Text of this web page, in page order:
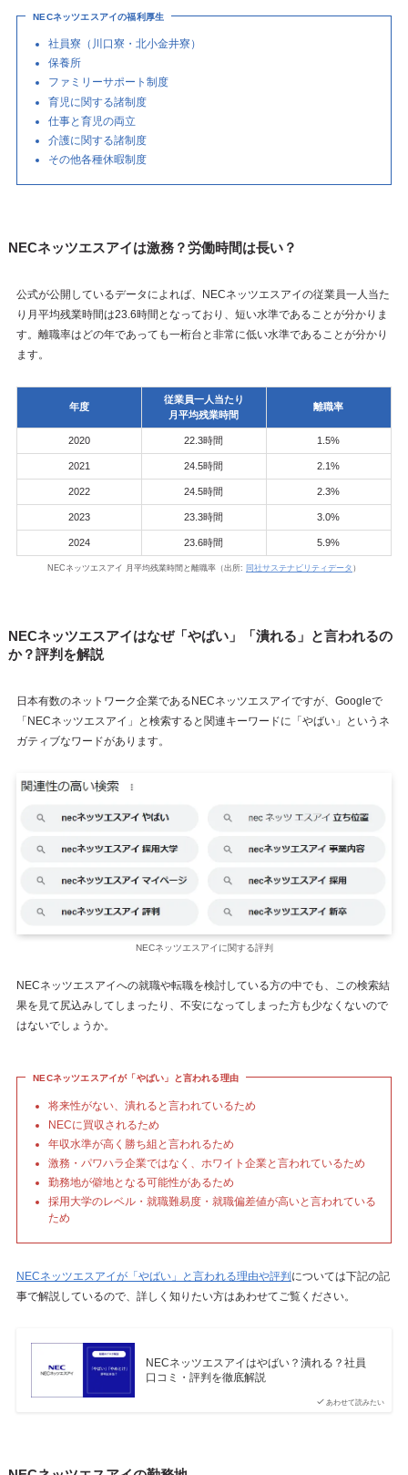
NECネッツエスアイの福利厚生
社員寮（川口寮・北小金井寮）
保養所
ファミリーサポート制度
育児に関する諸制度
仕事と育児の両立
介護に関する諸制度
その他各種休暇制度
NECネッツエスアイは激務？労働時間は長い？
公式が公開しているデータによれば、NECネッツエスアイの従業員一人当た
り月平均残業時間は23.6時間となっており、短い水準であることが分かりま
す。離職率はどの年であっても一桁台と非常に低い水準であることが分かり
ます。
年度
従業員一人当たり
月平均残業時間
離職率
2020 22.3時間 1.5%
2021 24.5時間 2.1%
2022 24.5時間 2.3%
2023 23.3時間 3.0%
2024 23.6時間 5.9%
NECネッツエスアイ 月平均残業時間と離職率（出所: 同社サステナビリティデータ ）
NECネッツエスアイはなぜ「やばい」「潰れる」と言われるの
か？評判を解説
日本有数のネットワーク企業であるNECネッツエスアイですが、Googleで
「NECネッツエスアイ」と検索すると関連キーワードに「やばい」というネ
ガティブなワードがあります。
NECネッツエスアイに関する評判
NECネッツエスアイへの就職や転職を検討している方の中でも、この検索結
果を見て尻込みしてしまったり、不安になってしまった方も少なくないので
はないでしょうか。
NECネッツエスアイが「やばい」と言われる理由
将来性がない、潰れると言われているため
NECに買収されるため
年収水準が高く勝ち組と言われるため
激務・パワハラ企業ではなく、ホワイト企業と言われているため
勤務地が僻地となる可能性があるため
採用大学のレベル・就職難易度・就職偏差値が高いと言われている
ため
NECネッツエスアイが「やばい」と言われる理由や評判については下記の記
事で解説しているので、詳しく知りたい方はあわせてご覧ください。
あわせて読みたい
NECネッツエスアイはやばい？潰れる？社員
口コミ・評判を徹底解説